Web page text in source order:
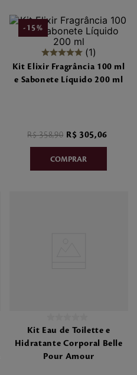
- 15%
1
Kit Elixir Fragrância 100 ml
e Sabonete Líquido 200 ml
R$ 358,90 R$ 305,06
Kit Eau de Toilette e
Hidratante Corporal Belle
Pour Amour